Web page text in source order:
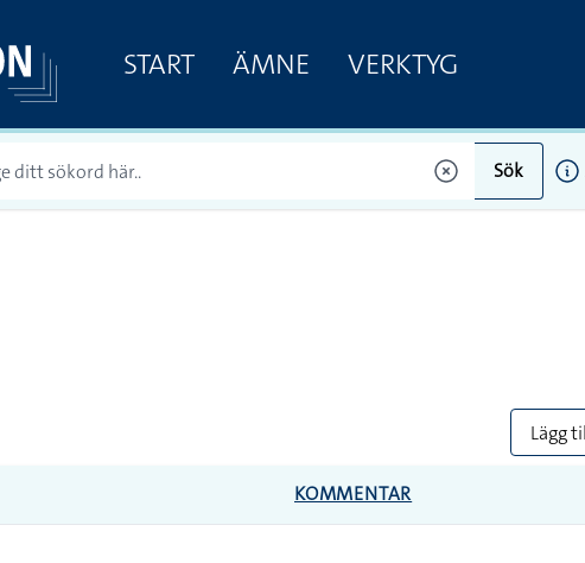
START ÄMNE VERKTYG
Sök
Lägg
KOMMENTAR